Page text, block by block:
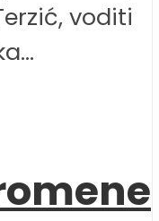
voditi